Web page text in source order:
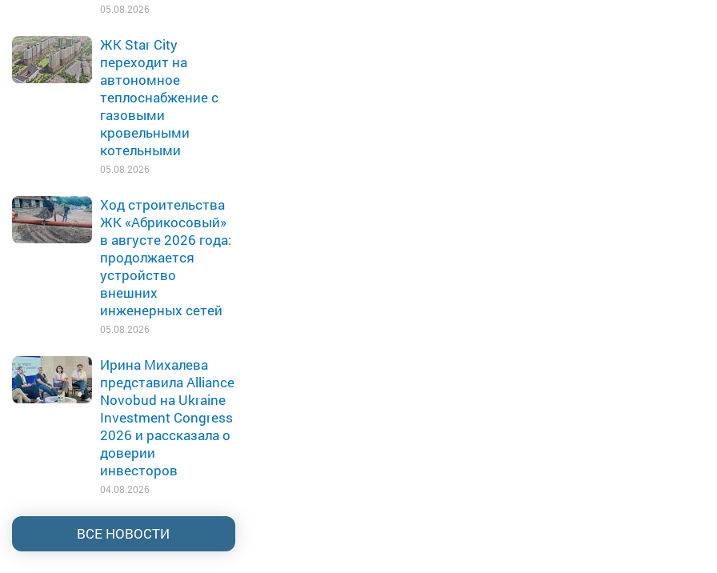
05.08.2026
ЖК Star City
переходит на
автономное
теплоснабжение с
газовыми
кровельными
котельными
05.08.2026
Ход строительства
ЖК «Абрикосовый»
в августе 2026 года:
продолжается
устройство
внешних
инженерных сетей
05.08.2026
Ирина Михалева
представила Alliance
Novobud на Ukraine
Investment Congress
2026 и рассказала о
доверии
инвесторов
04.08.2026
ВСЕ НОВОСТИ